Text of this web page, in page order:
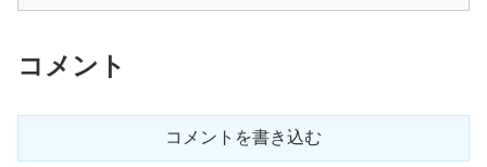
コメント
コメントを書き込む